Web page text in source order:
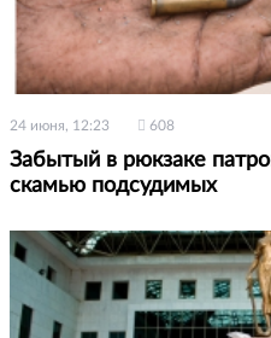
24 июня, 12:23 608
Забытый в рюкзаке
скамью подсудимых